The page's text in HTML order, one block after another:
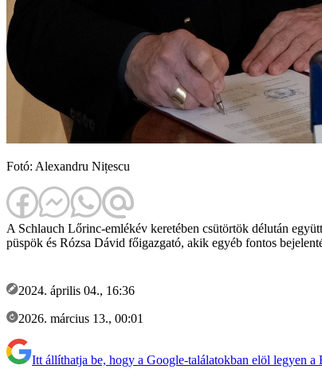
Fotó: Alexandru Nițescu
A Schlauch Lőrinc-emlékév keretében csütörtök délután
püspök és Rózsa Dávid főigazgató, akik egyéb fontos
2024. április 04., 16:36
2026. március 13., 00:01
Itt állíthatja be, hogy a Google-találatokban elöl legyen a